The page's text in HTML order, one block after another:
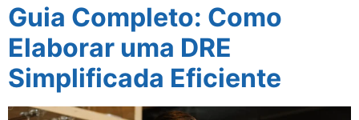
Guia Completo: Como
Elaborar uma DRE
Simplificada Eficiente